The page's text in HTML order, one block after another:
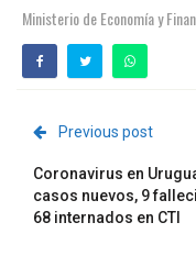
Ministerio de Economía y
Previous post
Coronavirus en
casos nuevos, 9
68 internados en CTI